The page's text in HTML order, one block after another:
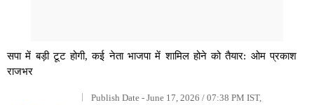
सपा में बड़ी टूट होगी, कई नेता भाजपा में शामिल होने को तैयार: ओम प्रकाश
राजभर
Publish Date - June 17, 2026 / 07:38 PM IST,